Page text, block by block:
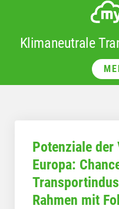
Klimaneutrale
Potenziale
Europa:
Rahmen mit